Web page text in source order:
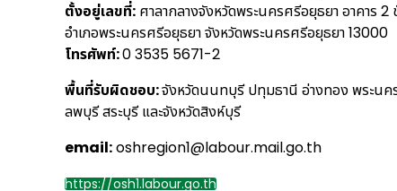
ตั้งอยู่เลขที่: ศาลากลางจังหวัดพระนครศรีอยุธยา อาคาร
อำเภอพระนครศรีอยุธยา จังหวัดพระนครศรีอยุธยา 13000
โทรศัพท์:0 3535 5671-2
พื้นที่รับผิดชอบ:จังหวัดนนทบุรี ปทุมธานี อ่างทอง พระนค
ลพบุรี สระบุรี และจังหวัดสิงห์บุรี
email:oshregion1@labour.mail.go.th
https://osh1.labour.go.th